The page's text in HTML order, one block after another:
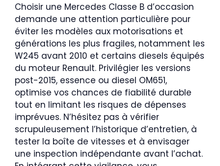
Choisir une Mercedes Classe B d’occasion
demande une attention particulière pour
éviter les modèles aux motorisations et
générations les plus fragiles, notamment les
W245 avant 2010 et certains diesels équipés
du moteur Renault. Privilégier les versions
post-2015, essence ou diesel OM651,
optimise vos chances de fiabilité durable
tout en limitant les risques de dépenses
imprévues. N’hésitez pas à vérifier
scrupuleusement l’historique d’entretien, à
tester la boîte de vitesses et à envisager
une inspection indépendante avant l’achat.